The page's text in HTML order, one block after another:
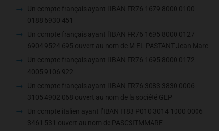
Un compte français ayant l’IBAN FR76 1679 8000 0100
0188 6930 451
Un compte français ayant l’IBAN FR76 1695 8000 0127
6904 9524 695 ouvert au nom de M EL PASTANT Jean Marc
Un compte français ayant l’IBAN FR76 1695 8000 0172
4005 9106 922
Un compte français ayant l’IBAN FR76 3083 3830 0006
3105 4902 068 ouvert au nom de la société GEP
Un compte italien ayant l’IBAN IT83 P010 3014 1000 0006
3461 531 ouvert au nom de PASCSITMMARE